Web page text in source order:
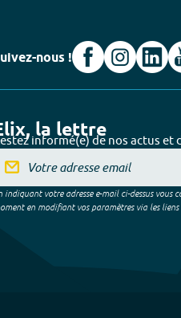
nous !
la lettre
informé(e) de nos actus
indiquant votre adresse e-mail ci-dessus
en modifiant vos paramètres via les liens